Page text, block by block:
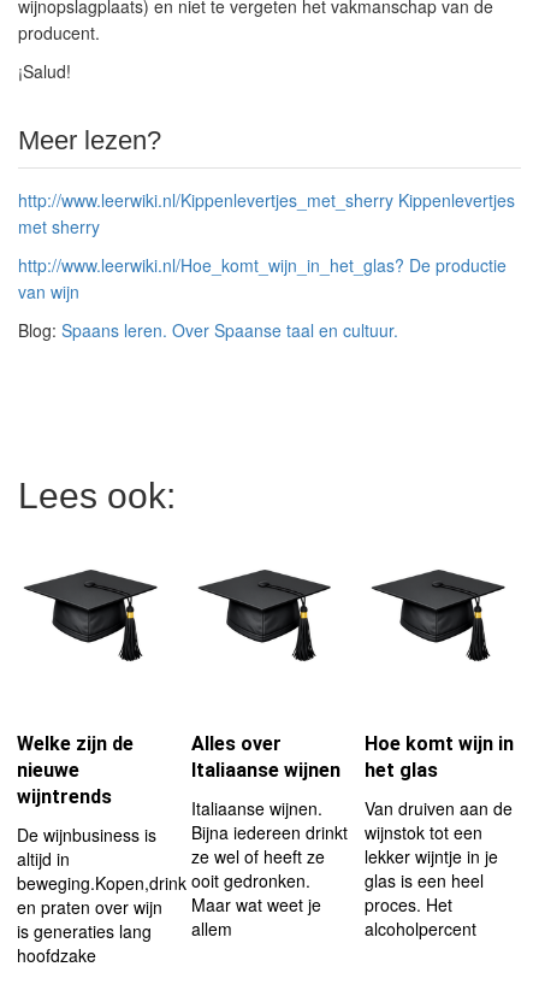
wijnopslagplaats) en niet te vergeten het vakmanschap van de
producent.
¡Salud!
Meer lezen?
http://www.leerwiki.nl/Kippenlevertjes_met_sherry Kippenlevertjes
met sherry
http://www.leerwiki.nl/Hoe_komt_wijn_in_het_glas? De productie
van wijn
Blog: Spaans leren. Over Spaanse taal en cultuur.
Lees ook:
Welke zijn de
nieuwe
wijntrends
De wijnbusiness is
altijd in
beweging.Kopen,drinken
en praten over wijn
is generaties lang
hoofdzake
Alles over
Italiaanse wijnen
Italiaanse wijnen.
Bijna iedereen drinkt
ze wel of heeft ze
ooit gedronken.
Maar wat weet je
allem
Hoe komt wijn in
het glas
Van druiven aan de
wijnstok tot een
lekker wijntje in je
glas is een heel
proces. Het
alcoholpercent